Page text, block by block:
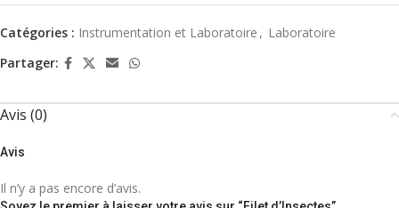
Catégories : Instrumentation et Laboratoire , Laboratoire
Partager:
Avis (0)
Avis
Il n’y a pas encore d’avis.